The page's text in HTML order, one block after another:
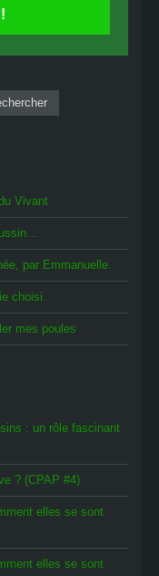
Vivant
par Emmanuelle.
choisi.
mes poules
: un rôle fascinant
? (CPAP #4)
elles se sont
elles se sont